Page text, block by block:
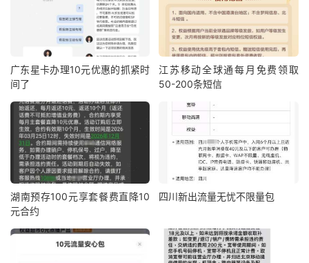
广东星卡办理10元优惠的抓紧时
间了
江苏移动全球通每月免费领取
50-200条短信
湖南预存100元享套餐费直降10
元合约
四川新出流量无忧不限量包